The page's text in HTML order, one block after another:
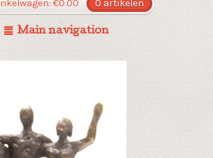
€0.00 0 artikelen
Main navigation